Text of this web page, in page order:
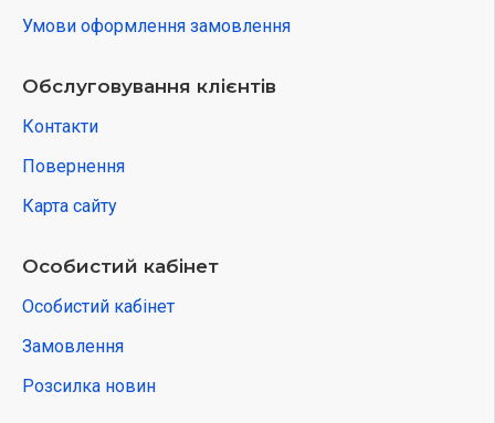
Умови оформлення замовлення
Обслуговування клієнтів
Контакти
Повернення
Карта сайту
Особистий кабінет
Особистий кабінет
Замовлення
Розсилка новин